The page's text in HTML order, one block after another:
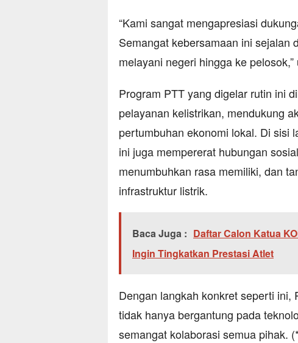
“Kami sangat mengapresiasi
Semangat kebersamaan ini sejalan
melayani negeri hingga ke
Program PTT yang digelar rutin ini
pelayanan kelistrikan, mendukung
pertumbuhan ekonomi lokal. Di sisi
ini juga mempererat hubungan
menumbuhkan rasa memiliki, dan
infrastruktur listrik.
Baca Juga : Daftar Calon Katua
Ingin Tingkatkan Prestasi Atlet
Dengan langkah konkret seperti ini,
tidak hanya bergantung pada
semangat kolaborasi semua pihak.